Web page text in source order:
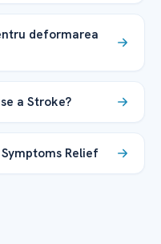
deformarea
a Stroke?
Relief